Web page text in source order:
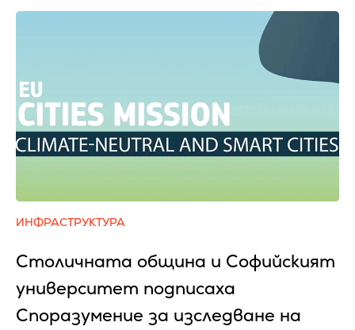
ИНФРАСТРУКТУРА
Столичната община и Софийският
университет подписаха
Споразумение за изследване на